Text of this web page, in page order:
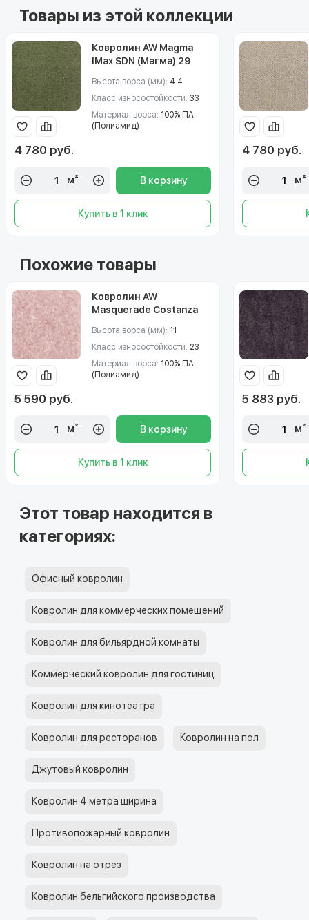
Товары из этой коллекции
Ковролин AW Magma
IMax SDN (Магма) 29
Высота ворса (мм): 4.4
Класс износостойкости: 33
Материал ворса: 100% ПА
(Полиамид)
4 780 руб.
м² В корзину
Купить в 1 клик
4 780 руб.
м²
Похожие товары
Ковролин AW
Masquerade Costanza
Высота ворса (мм): 11
Класс износостойкости: 23
Материал ворса: 100% ПА
(Полиамид)
5 590 руб.
м² В корзину
Купить в 1 клик
5 883 руб.
м²
Этот товар находится в
категориях:
Офисный ковролин
Ковролин для коммерческих помещений
Ковролин для бильярдной комнаты
Коммерческий ковролин для гостиниц
Ковролин для кинотеатра
Ковролин для ресторанов Ковролин на пол
Джутовый ковролин
Ковролин 4 метра ширина
Противопожарный ковролин
Ковролин на отрез
Ковролин бельгийского производства